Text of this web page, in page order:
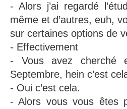
- Alors j’ai regardé
même et d’autres, euh,
sur certaines options de
- Effectivement
- Vous avez cherché
Septembre, hein c’est
- Oui c’est cela.
- Alors vous vous êtes